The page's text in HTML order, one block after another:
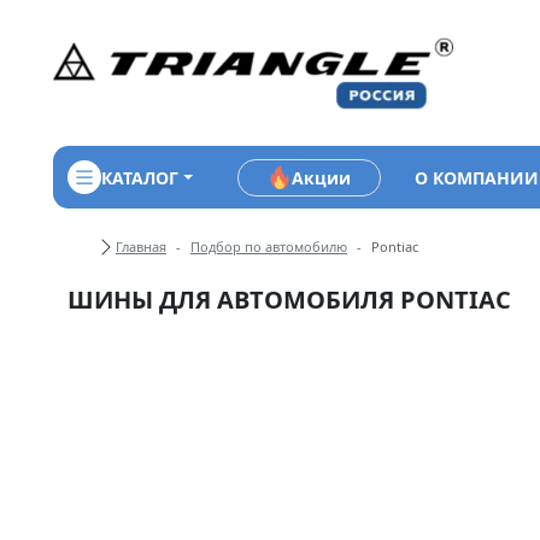
КАТАЛОГ Акции О КОМПАНИИ
Хлебные крошки
Главная Подбор по автомобилю Pontiac
ШИНЫ ДЛЯ АВТОМОБИЛЯ PONTIAC